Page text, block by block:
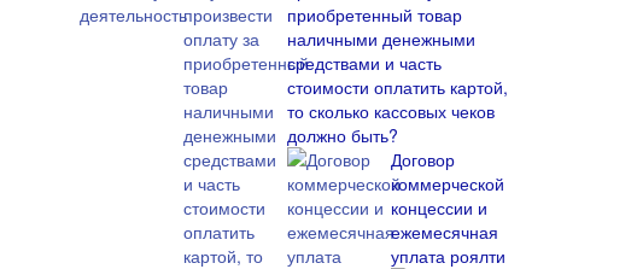
приобретенный товар
наличными денежными
средствами и часть
стоимости оплатить картой,
то сколько кассовых чеков
должно быть?
Договор
коммерческой
концессии и
ежемесячная
уплата роялти